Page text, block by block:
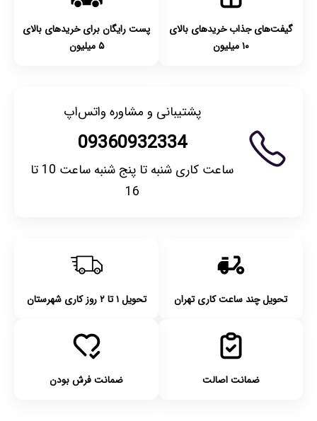
گیفت‌های جذاب خریدهای بالای
۱۰ میلیون
پست رایگان برای خریدهای بالای
۵ میلیون
پشتیبانی و مشاوره واتس‌اپ
09360932334
ساعت کاری شنبه تا پنج شنبه ساعت 10 تا
16
تحویل چند ساعت کاری تهران تحویل ۱ تا ۲ روز کاری شهرستان
ضمانت اصالت ضمانت فرش بودن